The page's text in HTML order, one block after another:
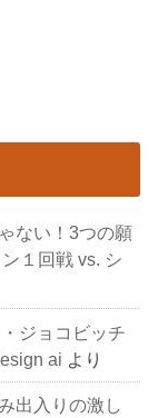
ない！3つの願
１回戦 vs. シ
ジョコビッチ
ai より
出入りの激し